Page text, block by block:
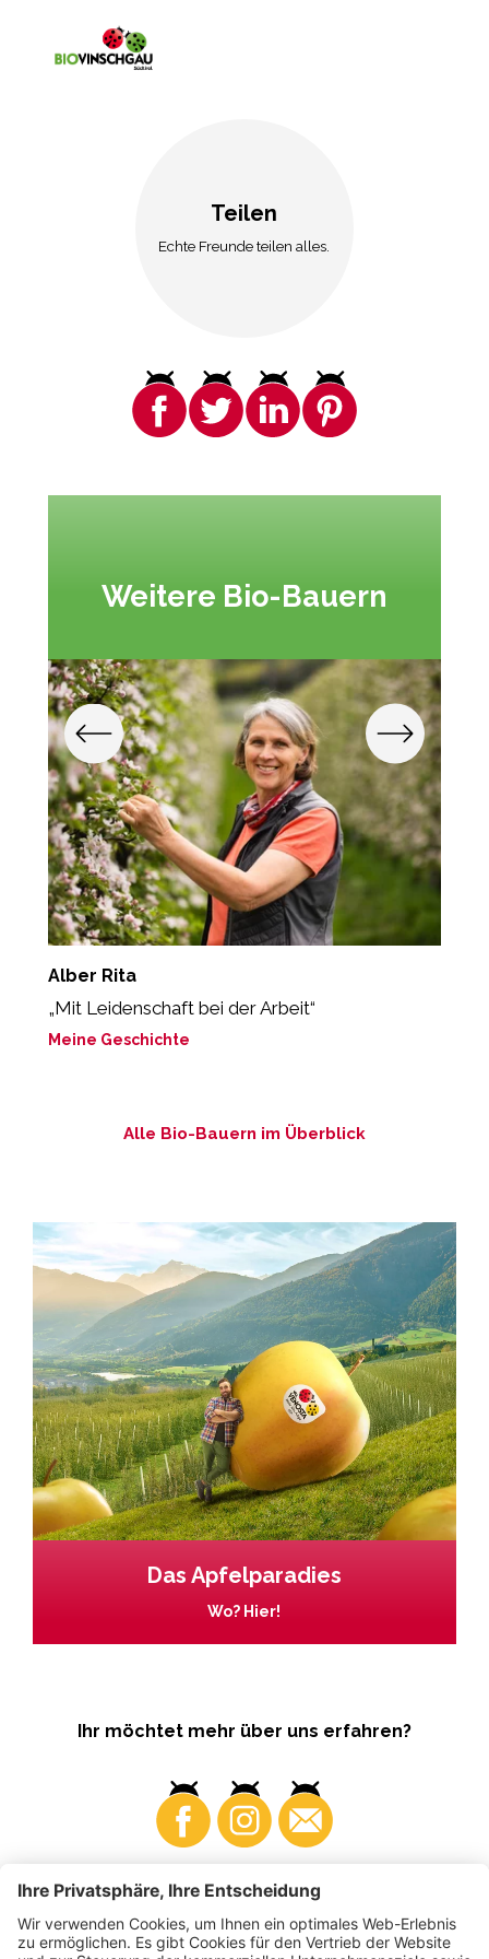
Teilen
Echte Freunde teilen alles.
Weitere Bio-Bauern
Alber Rita
„Mit Leidenschaft bei der Arbeit“
Meine Geschichte
Alle Bio-Bauern im Überblick
Das Apfelparadies
Wo? Hier!
Ihr möchtet mehr über uns erfahren?
Business Produzenten